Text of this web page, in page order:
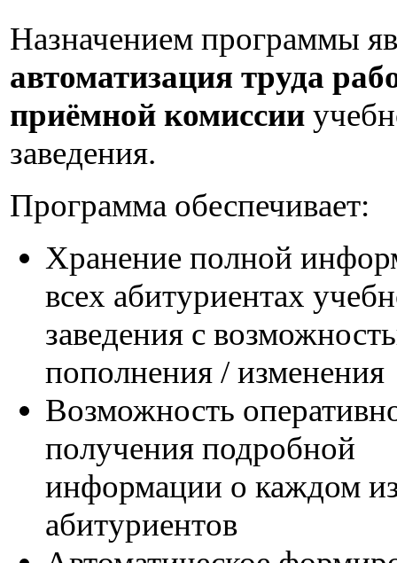
Назначением программы
автоматизация труда
приёмной комиссии
заведения.
Программа обеспечивает:
Хранение полной
всех абитуриентах
заведения с
пополнения / изменения
Возможность
получения подробной
информации о каждом
абитуриентов